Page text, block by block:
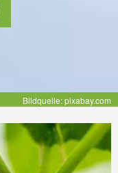
Bildquelle: pixabay.com